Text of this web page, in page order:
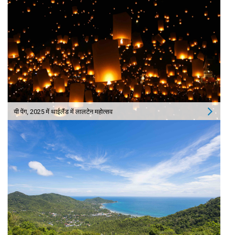
यी पेंग, 2025 में थाईलैंड में लालटेन महोत्सव